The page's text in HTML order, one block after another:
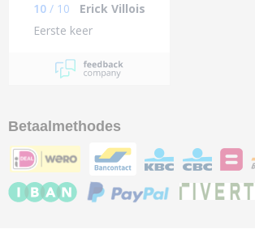
10 / 10
Erick Villois
Eerste keer
Betaalmethodes